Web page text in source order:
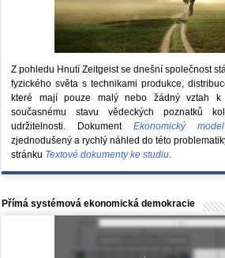
Z pohledu Hnutí Zeitgeist se dnešní společnost
fyzického světa s technikami produkce,
které mají pouze malý nebo žádný vztah k
současnému stavu vědeckých poznatků
udržitelnosti. DokumentEkonomický model
zjednodušený a rychlý náhled do této
stránku Textové dokumenty ke studiu.
Přímá systémová ekonomická demokracie